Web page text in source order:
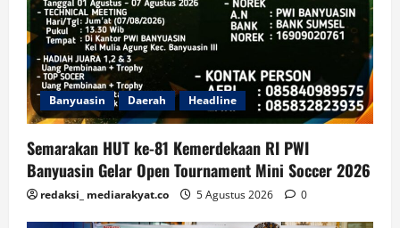
Banyuasin Daerah Headline
Semarakan HUT ke-81 Kemerdekaan RI PWI
Banyuasin Gelar Open Tournament Mini Soccer 2026
redaksi_ mediarakyat.co 5 Agustus 2026 0